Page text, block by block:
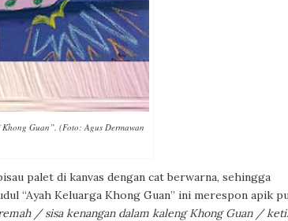
Guan”. (Foto: Agus Dermawan
palet di kanvas dengan cat berwarna, sehingga
“Ayah Keluarga Khong Guan” ini merespon apik
/ sisa kenangan dalam kaleng Khong Guan /